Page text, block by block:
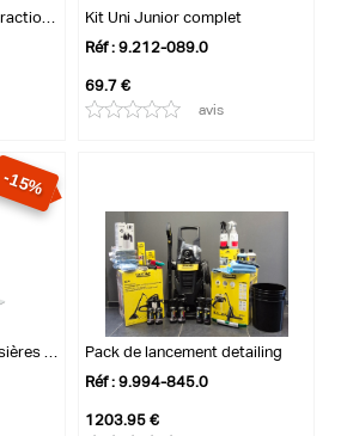
Appareil d'injection-extraction Puzzi 10...
Kit Uni Junior complet
Réf : 9.212-089.0
69.7 €
avis
-15%
Aspirateur eau et poussières WD 6 P S V-...
Pack de lancement detailing
Réf : 9.994-845.0
1203.95 €